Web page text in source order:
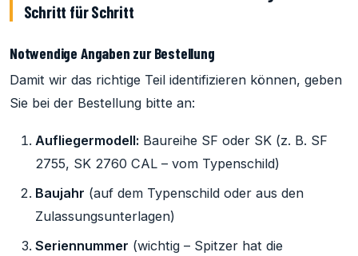
Schritt für Schritt
Notwendige Angaben zur Bestellung
Damit wir das richtige Teil identifizieren können, geben
Sie bei der Bestellung bitte an:
Aufliegermodell: Baureihe SF oder SK (z. B. SF
2755, SK 2760 CAL – vom Typenschild)
Baujahr (auf dem Typenschild oder aus den
Zulassungsunterlagen)
Seriennummer (wichtig – Spitzer hat die